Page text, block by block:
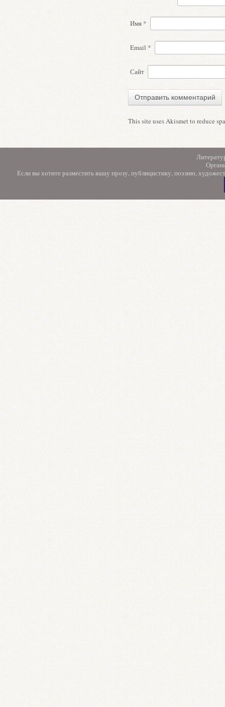
Имя *
Email *
Сайт
This site uses Akismet to reduce
Если вы хотите разместить вашу прозу, публицистику, поэзию,